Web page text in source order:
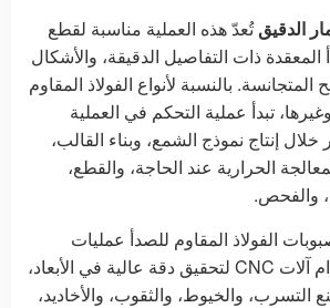
الدقيقتُعدّ هذه العملية مناسبة لقطع
المعقدة ذات التفاصيل الدقيقة، والأشكال
المتجانسة. بالنسبة لأنواع الفولاذ المقاوم
للصدأ 316L و2205 وغيرها، تبدأ عملية التحكم في العملية
خلال إنتاج نموذج الشمع، وبناء القالب،
الحرارية عند الحاجة، والقطع،
والفحص.
الفولاذ المقاوم للصدأ عمليات
تشغيل ثانوية باستخدام آلات CNC لتحقيق دقة عالية في الأبعاد،
والخيوط، والثقوب، والأخاديد،